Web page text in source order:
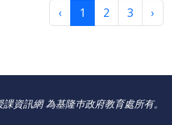
‹ 1 2 3 ›
資訊網 為基隆巿政府教育處所有。